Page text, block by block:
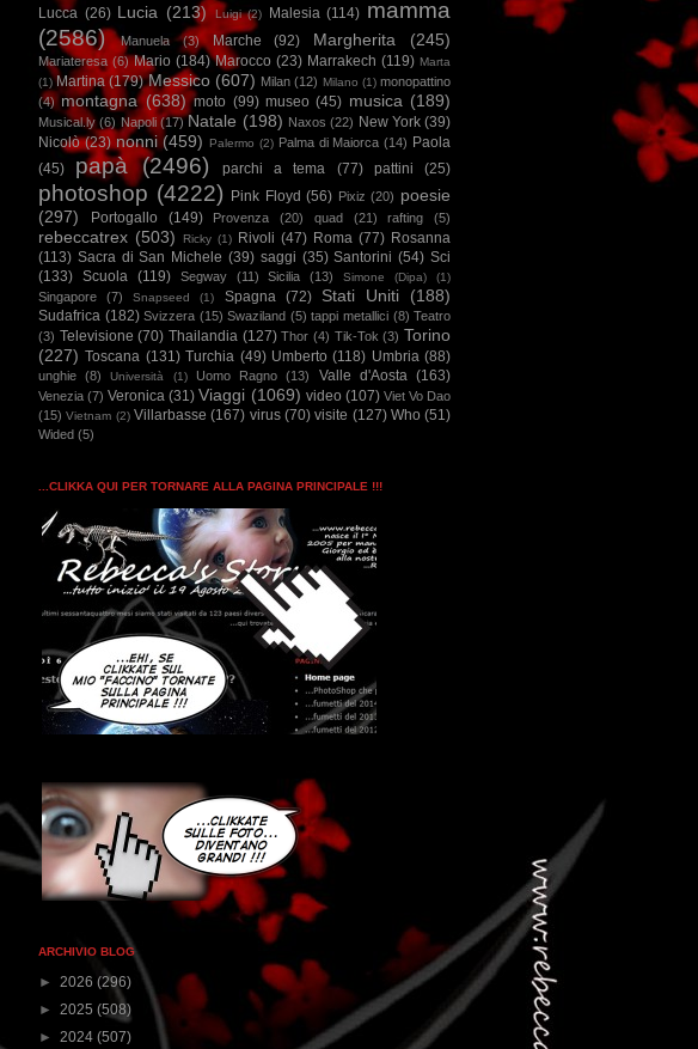
Lucca (26) Lucia (213) Luigi (2) Malesia (114) mamma
(2586)
Manuela (3) Marche (92) Margherita (245)
Mariateresa (6) Mario (184) Marocco (23) Marrakech (119) Marta
(1) Martina (179) Messico (607) Milan (12) Milano (1) monopattino
(4) montagna (638) moto (99) museo (45) musica (189)
Musical.ly (6) Napoli (17) Natale (198) Naxos (22) New York (39)
Nicolò (23) nonni (459) Palermo (2) Palma di Maiorca (14) Paola
(45)
papà (2496) parchi a tema (77) pattini (25)
photoshop (4222) Pink Floyd (56) Pixiz (20) poesie
(297)
Portogallo (149) Provenza (20) quad (21) rafting (5)
rebeccatrex (503) Ricky (1) Rivoli (47) Roma (77) Rosanna
(113) Sacra di San Michele (39) saggi (35) Santorini (54) Sci
(133) Scuola (119) Segway (11) Sicilia (13) Simone (Dipa) (1)
Singapore (7) Snapseed (1) Spagna (72) Stati Uniti (188)
Sudafrica (182) Svizzera (15) Swaziland (5) tappi metallici (8) Teatro
(3) Televisione (70) Thailandia (127) Thor (4) Tik-Tok (3) Torino
(227) Toscana (131) Turchia (49) Umberto (118) Umbria (88)
unghie (8) Università (1) Uomo Ragno (13) Valle d'Aosta (163)
Venezia (7) Veronica (31) Viaggi (1069) video (107) Viet Vo Dao
(15) Vietnam (2) Villarbasse (167) virus (70) visite (127) Who (51)
Wided (5)
...CLIKKA QUI PER TORNARE ALLA PAGINA PRINCIPALE !!!
ARCHIVIO BLOG
► 2026 (296)
► 2025 (508)
► 2024 (507)